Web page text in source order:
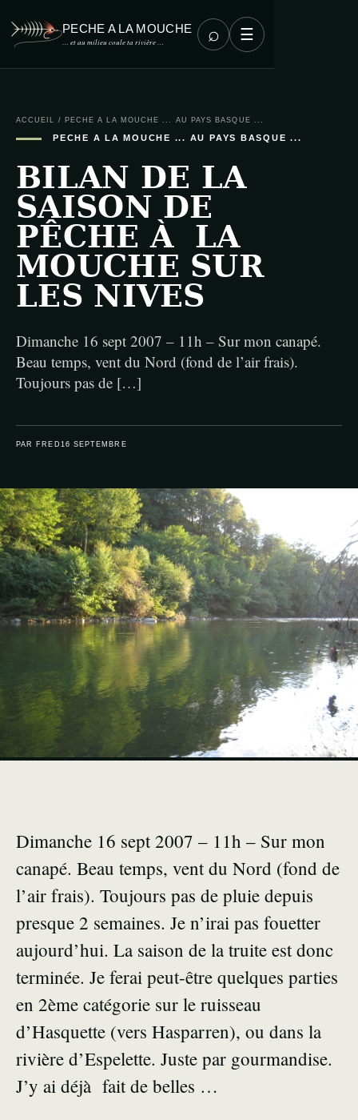
PECHE A LA MOUCHE
… et au milieu coule ta rivière … ⌕ ☰
ACCUEIL / PECHE A LA MOUCHE ... AU PAYS BASQUE ...
PECHE A LA MOUCHE ... AU PAYS BASQUE ...
BILAN DE LA
SAISON DE
PÊCHE À LA
MOUCHE SUR
LES NIVES
Dimanche 16 sept 2007 – 11h – Sur mon canapé.
Beau temps, vent du Nord (fond de l’air frais).
Toujours pas de […]
PAR FRED 16 SEPTEMBRE
Dimanche 16 sept 2007 – 11h – Sur mon
canapé. Beau temps, vent du Nord (fond de
l’air frais). Toujours pas de pluie depuis
presque 2 semaines. Je n’irai pas fouetter
aujourd’hui. La saison de la truite est donc
terminée. Je ferai peut-être quelques parties
en 2ème catégorie sur le ruisseau
d’Hasquette (vers Hasparren), ou dans la
rivière d’Espelette. Juste par gourmandise.
J’y ai déjà fait de belles …